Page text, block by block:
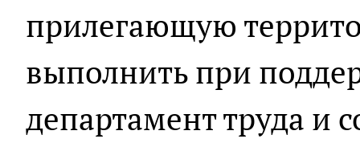
прилегающую
выполнить при
департамент труда и